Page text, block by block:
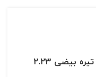
نگین گارنت آلماندین قرمز تیره بیضی 2.23